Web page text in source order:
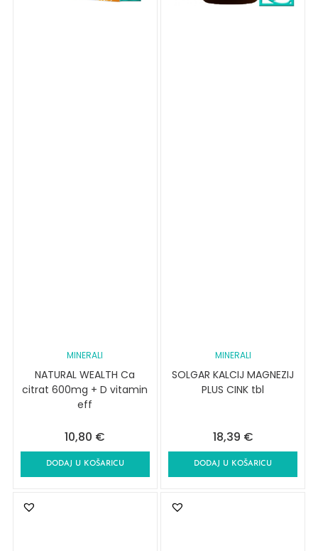
MINERALI
NATURAL WEALTH Ca
citrat 600mg + D vitamin
eff
10,80 €
DODAJ U KOŠARICU
MINERALI
SOLGAR KALCIJ MAGNEZIJ
PLUS CINK tbl
18,39 €
DODAJ U KOŠARICU